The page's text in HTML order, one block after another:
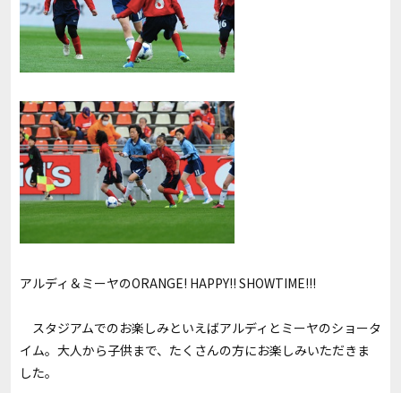
アルディ＆ミーヤのORANGE! HAPPY!! SHOWTIME!!!
スタジアムでのお楽しみといえばアルディとミーヤのショータ
イム。大人から子供まで、たくさんの方にお楽しみいただきま
した。